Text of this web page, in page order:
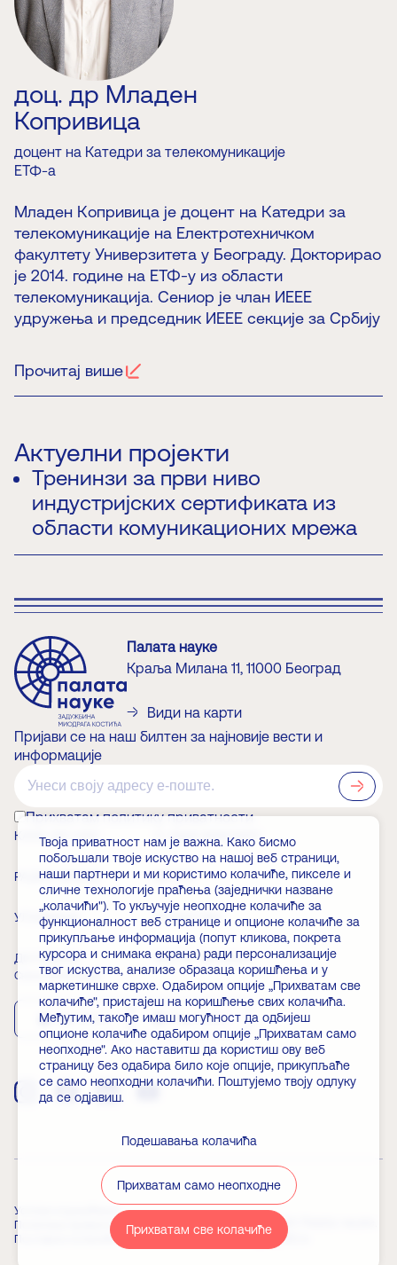
доц. др Младен
Копривица
доцент на Катедри за телекомуникације
ЕТФ-а
Младен Копривица је доцент на Катедри за
телекомуникације на Електротехничком
факултету Универзитета у Београду. Докторирао
је 2014. године на ЕТФ-у из области
телекомуникација. Сениор је члан ИЕЕЕ
удружења и председник ИЕЕЕ секције за Србију
Друштва за телекомуникације и председник
организационог одбора конференције ТЕЛФОР.
испита и издавање лиценци за област
електронике и телекомуникација.
Његове главне области научно-истраживачког и
стручног рада обухватају електромагнетска
зрачења и изложеност људи, радио системе,
ИоТ и бежичне мреже, као и рачунарске мреже
је руководилац Лабораторије за мреже и ИоТ,
као и руководилац и инструктор на Huawei ИЦТ
академији и Cisco Networking академији ЕТФ-а.
Службена страница
Прочитај више
Актуелни пројекти
Тренинзи за први ниво
индустријских сертификата из
области комуникационих мрежа
Палата науке
Краља Милана 11, 11000 Београд
Види на карти
Пријави се на наш билтен за најновије вести и
информације
Прихватам политику приватности
КАКО ДО НАС О ЗАДУЖБИНАРУ
РАДНО ВРЕМЕ ВЕСТИ
УЛАЗНИЦЕ ЧЛАНСТВО
ДОГАЂАЈИ ЧЕСТА ПИТАЊА
Скини апликацију
App Store Play Store
Услови коришћења
Политика приватности
Поставке колачића
© 2026 Copyright Palata nauke.
Powered byBuiltt.io
Твоја приватност нам је важна. Како бисмо
побољшали твоје искуство на нашој веб страници,
наши партнери и ми користимо колачиће, пикселе и
сличне технологије праћења (заједнички назване
„колачићи"). То укључује неопходне колачиће за
функционалност веб странице и опционе колачиће за
прикупљање информација (попут кликова, покрета
курсора и снимака екрана) ради персонализације
твог искуства, анализе образаца коришћења и у
маркетиншке сврхе. Одабиром опције „Прихватам све
колачиће", пристајеш на коришћење свих колачића.
Међутим, такође имаш могућност да одбијеш
опционе колачиће одабиром опције „Прихватам само
неопходне". Ако наставитш да користиш ову веб
страницу без одабира било које опције, прикупљаће
се само неопходни колачићи. Поштујемо твоју одлуку
да се одјавиш.
Прихватам све колачиће
Прихватам само неопходне
Подешавања колачића